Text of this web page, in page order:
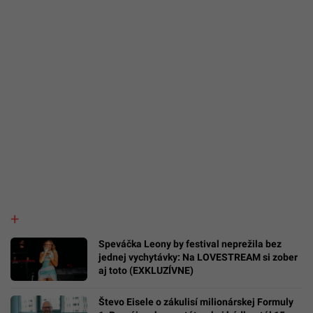
Speváčka Leony by festival neprežila bez
jednej vychytávky: Na LOVESTREAM si zober
aj toto (EXKLUZÍVNE)
Števo Eisele o zákulisí milionárskej Formuly